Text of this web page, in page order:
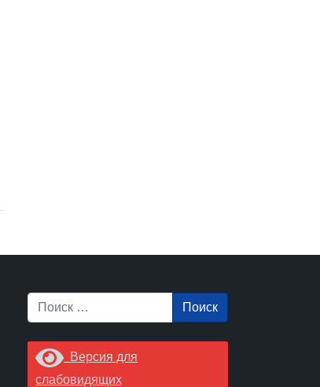
Поиск
Версия для
слабовидящих